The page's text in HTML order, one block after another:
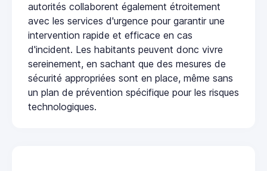
autorités collaborent également étroitement
avec les services d'urgence pour garantir une
intervention rapide et efficace en cas
d'incident. Les habitants peuvent donc vivre
sereinement, en sachant que des mesures de
sécurité appropriées sont en place, même sans
un plan de prévention spécifique pour les risques
technologiques.